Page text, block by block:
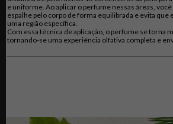
e uniforme. Ao aplicar o perfume nessas áreas,
espalhe pelo corpo de forma equilibrada e evita que
uma região específica.
Com essa técnica de aplicação, o perfume se torna
tornando-se uma experiência olfativa completa e